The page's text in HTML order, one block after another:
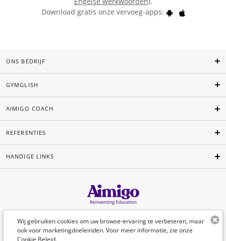
Download gratis onze vervoeg-apps:
Wij gebruiken cookies om uw browse-ervaring te verbeteren, maar
ook voor marketingdoeleinden. Voor meer informatie, zie onze
Cookie Beleid.
ONS BEDRIJF
GYMGLISH
AIMIGO COACH
REFERENTIES
HANDIGE LINKS
Nederlands